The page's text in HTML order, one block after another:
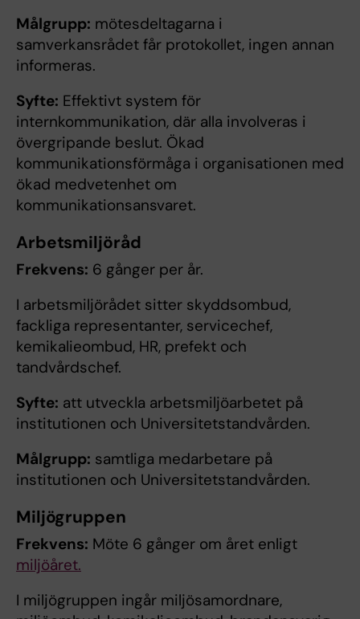
Målgrupp: mötesdeltagarna i
samverkansrådet får protokollet, ingen annan
informeras.
Syfte: Effektivt system för
internkommunikation, där alla involveras i
övergripande beslut.​ Ökad
kommunikationsförmåga i organisationen med
ökad medvetenhet om
kommunikationsansvaret.
Arbetsmiljöråd
Frekvens: 6 gånger per år.
I arbetsmiljörådet sitter skyddsombud,
fackliga representanter, servicechef,
kemikalieombud, HR, prefekt och
tandvårdschef.
Syfte: att utveckla arbetsmiljöarbetet på
institutionen och Universitetstandvården.
Målgrupp: samtliga medarbetare på
institutionen och Universitetstandvården.
Miljögruppen
Frekvens: Möte 6 gånger om året enligt
miljöåret.
I miljögruppen ingår miljösamordnare,